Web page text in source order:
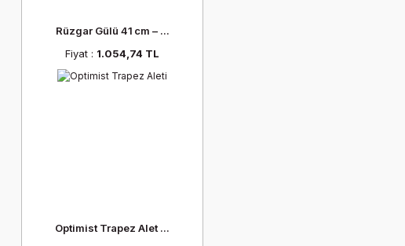
Rüzgar Gülü 41 cm – ...
Fiyat : 1.054,74 TL
Optimist Trapez Alet ...